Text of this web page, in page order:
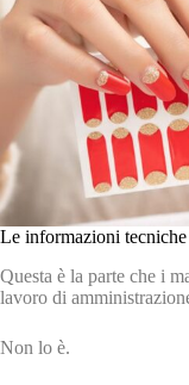
Le informazioni
Questa è la parte che i
lavoro di
Non lo è.